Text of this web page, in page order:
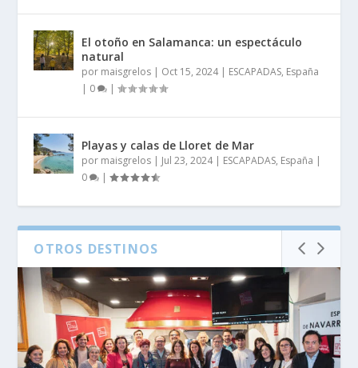
El otoño en Salamanca: un espectáculo
natural
por maisgrelos | Oct 15, 2024| ESCAPADAS, España
| 0 |
Playas y calas de Lloret de Mar
por maisgrelos | Jul 23, 2024| ESCAPADAS, España |
0
|
OTROS DESTINOS